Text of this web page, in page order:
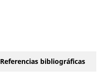
Referencias bibliográficas